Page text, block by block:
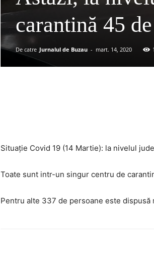
carantină 45
De catre Jurnalul de Buzau - mart. 14, 2020
Situație Covid 19 (14 Martie): la nivelul
Toate sunt intr-un singur centru de
Pentru alte 337 de persoane este dispusă